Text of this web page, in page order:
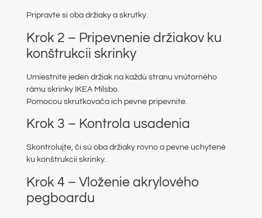
Pripravte si oba držiaky a skrutky.
Krok 2 – Pripevnenie držiakov ku
konštrukcii skrinky
Umiestnite jeden držiak na každú stranu vnútorného
rámu skrinky IKEA Milsbo.
Pomocou skrutkovača ich pevne pripevnite.
Krok 3 – Kontrola usadenia
Skontrolujte, či sú oba držiaky rovno a pevne uchytené
ku konštrukcii skrinky.
Krok 4 – Vloženie akrylového
pegboardu